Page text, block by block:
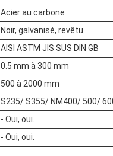
Acier au carbone
Noir, galvanisé, revêtu
AISI ASTM JIS SUS DIN GB
0.5 mm à 300 mm
500 à 2000 mm
S235/ S355/ NM400/ 500/
- Oui, oui.
- Oui, oui.